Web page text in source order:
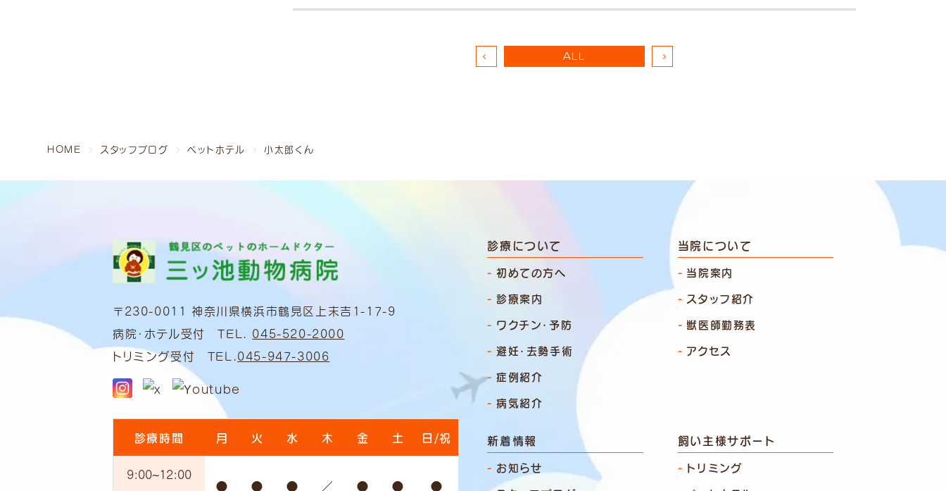
ALL
HOME スタッフブログ ペットホテル 小太郎くん
〒230-0011 神奈川県横浜市鶴見区上末吉1-17-9
病院・ホテル受付 TEL. 045-520-2000
トリミング受付 TEL.045-947-3006
診療時間 月 火 水 木 金 土 日/祝
9:00~12:00
● ● ● ／ ● ● ●
診療について
初めての方へ
診療案内
ワクチン・予防
避妊・去勢手術
症例紹介
病気紹介
当院について
当院案内
スタッフ紹介
獣医師勤務表
アクセス
新着情報
お知らせ
飼い主様サポート
トリミング